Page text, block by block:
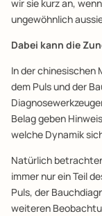
wir sie kurz an,
ungewöhnlich
Dabei kann die
In der chinesischen
dem Puls und der
Belag geben
welche Dynamik
Natürlich
immer nur ein Teil
Puls, der
weiteren